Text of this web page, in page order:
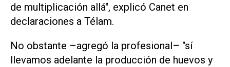
de multiplicación allá", explicó Canet en
declaraciones a Télam.
No obstante –agregó la profesional– "sí
llevamos adelante la producción de huevos y